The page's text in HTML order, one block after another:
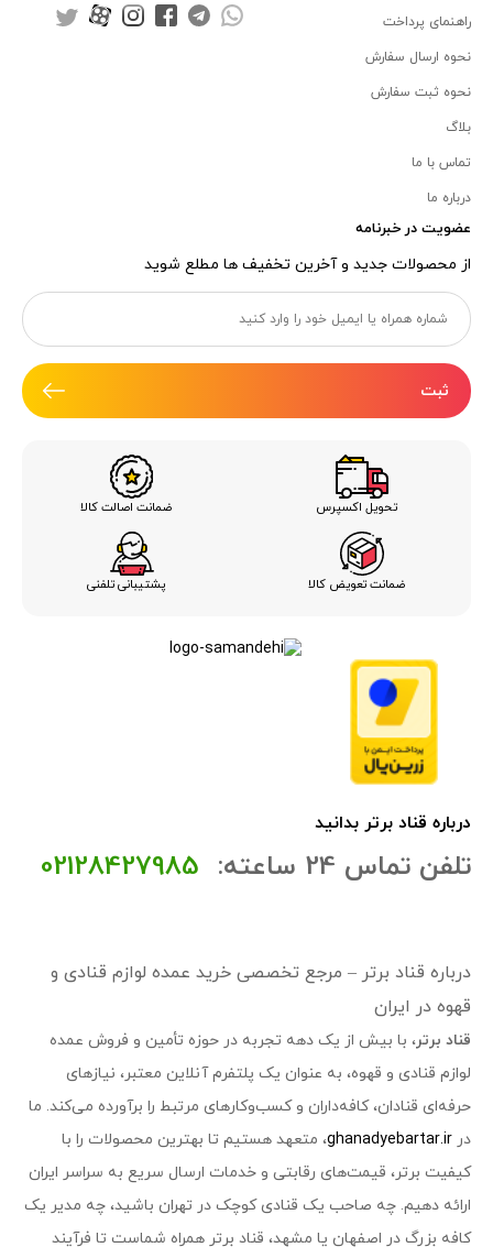
راهنمای پرداخت
نحوه ارسال سفارش
نحوه ثبت سفارش
بلاگ
تماس با ما
درباره ما
عضویت در خبرنامه
از محصولات جدید و آخرین تخفیف ها مطلع شوید
ثبت
تحویل اکسپرس ضمانت اصالت کالا
ضمانت تعویض کالا پشتیبانی تلفنی
درباره قناد برتر بدانید
تلفن تماس 24 ساعته: 02128427985
درباره قناد برتر – مرجع تخصصی خرید عمده لوازم قنادی و
قهوه در ایران
قناد برتر، با بیش از یک دهه تجربه در حوزه تأمین و فروش عمده
لوازم قنادی و قهوه، به عنوان یک پلتفرم آنلاین معتبر، نیازهای
حرفه‌ای قنادان، کافه‌داران و کسب‌وکارهای مرتبط را برآورده می‌کند. ما
در ghanadyebartar.ir، متعهد هستیم تا بهترین محصولات را با
کیفیت برتر، قیمت‌های رقابتی و خدمات ارسال سریع به سراسر ایران
ارائه دهیم. چه صاحب یک قنادی کوچک در تهران باشید، چه مدیر یک
کافه بزرگ در اصفهان یا مشهد، قناد برتر همراه شماست تا فرآیند